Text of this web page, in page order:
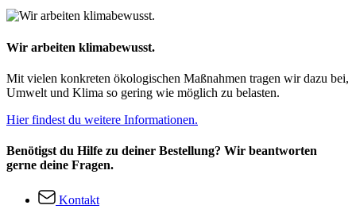
Wir arbeiten klimabewusst.
Mit vielen konkreten ökologischen Maßnahmen tragen wir dazu bei,
Umwelt und Klima so gering wie möglich zu belasten.
Hier findest du weitere Informationen.
Benötigst du Hilfe zu deiner Bestellung? Wir beantworten
gerne deine Fragen.
Kontakt